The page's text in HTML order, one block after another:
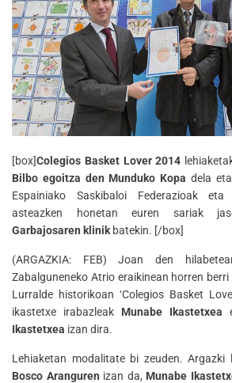
[box]Colegios Basket Lover 2014
Bilbo egoitza den Munduko Kopa dela
Espainiako Saskibaloi Federazioak
asteazken honetan euren sariak
Garbajosaren klinik batekin. [/box]
(ARGAZKIA: FEB) Joan den
Zabalguneneko Atrio eraikinean horren
Lurralde historikoan ‘Colegios Basket
ikastetxe irabazleak Munabe Ikastetxea
Ikastetxea izan dira.
Lehiaketan modalitate bi zeuden. Argazki
Bosco Aranguren izan da, Munabe